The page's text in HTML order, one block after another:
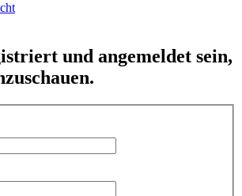
und angemeldet sein,